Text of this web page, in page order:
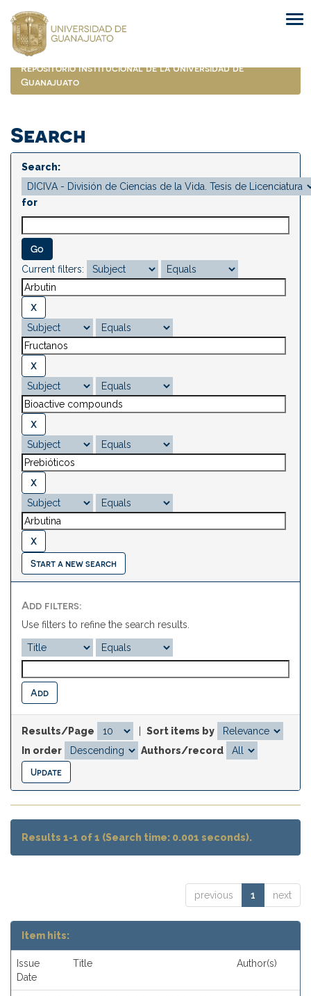
navigation
Repositorio Institucional de la Universidad de
Guanajuato
Search
Search:
for
Current filters:
Start a new search
Add filters:
Use filters to refine the search results.
Results/Page
Sort items by
In order
Authors/record
Results 1-1 of 1 (Search time: 0.001 seconds).
previous 1 next
Item hits:
Issue
Date
Title Author(s)